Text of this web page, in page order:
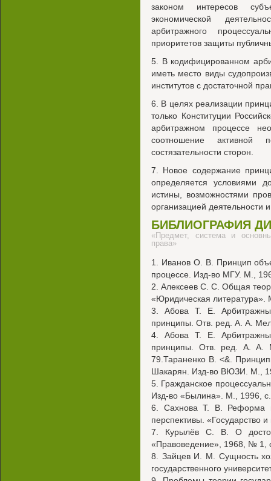
законом интересов
экономической
арбитражного
приоритетов защиты
5. В кодифицированном
иметь место виды
институтов с достаточной
6. В целях реализации
только Конституции
арбитражном процессе
соотношение
состязательности сторон.
7. Новое содержание
определяется условиями
истины, возможностями
организацией деятельности
БИБЛИОГРАФИЯ
«Предмет, система и
права»
1. Иванов О. В. Принцип
процессе. Изд-во МГУ. М.,
2. Алексеев С. С. Общая
«Юридическая литература».
3. Абова Т. Е.
принципы. Отв. ред. А. А.
4. Абова Т. Е.
принципы. Отв. ред. А. А.
79.Тараненко В. <&.
Шакарян. Изд-во ВЮЗИ. М.,
5. Гражданское
Изд-во «Былина». М., 1996,
6. Сахнова Т. В. Реформа
перспективы. «Государство
7. Курылёв С. В. О
«Правоведение», 1968, № 1,
8. Зайцев И. M. Сущность
государственного